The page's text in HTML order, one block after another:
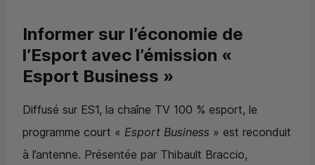
Informer sur l’économie de
l’Esport avec l’émission «
Esport Business »
Diffusé sur ES1, la chaîne TV 100 % esport, le
programme court « Esport Business » est reconduit
à l’antenne. Présentée par Thibault Braccio,